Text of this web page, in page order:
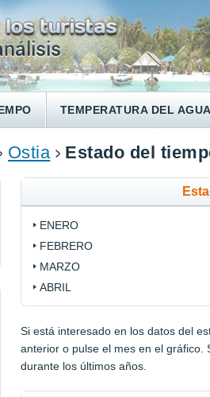
TEMPERATURA DEL
Ostia Estado del
ENERO
FEBRERO
MARZO
ABRIL
Si está interesado en los datos del
anterior o pulse el mes en el
durante los últimos años.